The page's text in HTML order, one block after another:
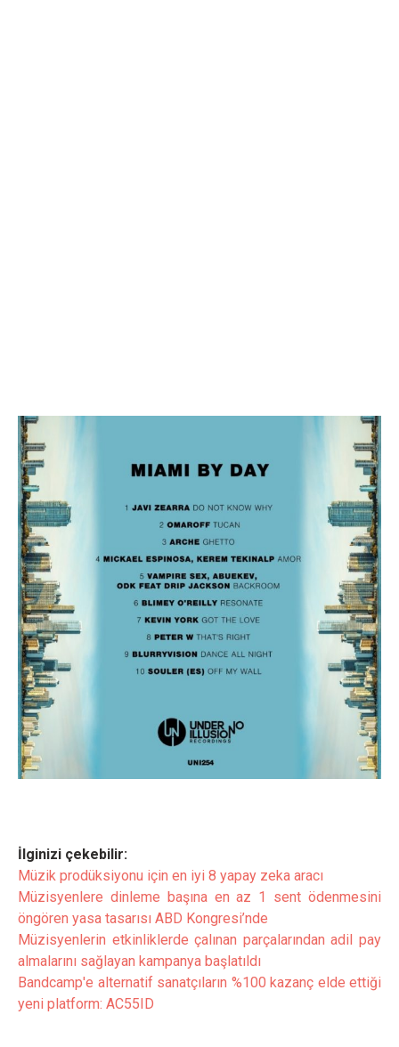
İlginizi çekebilir:
Müzik prodüksiyonu için en iyi 8 yapay zeka aracı
Müzisyenlere dinleme başına en az 1 sent ödenmesini
öngören yasa tasarısı ABD Kongresi’nde
Müzisyenlerin etkinliklerde çalınan parçalarından adil pay
almalarını sağlayan kampanya başlatıldı
Bandcamp'e alternatif sanatçıların %100 kazanç elde ettiği
yeni platform: AC55ID